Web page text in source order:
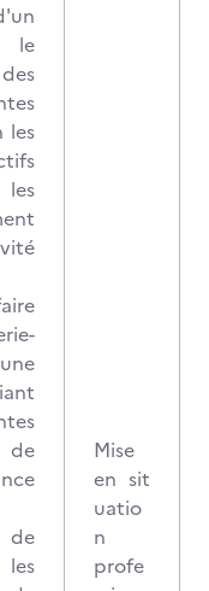
le
les
de
Mise
en sit
uatio
n
profe